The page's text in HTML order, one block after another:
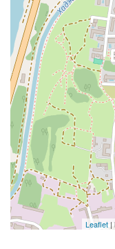
Leaflet |